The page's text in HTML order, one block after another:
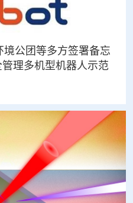
公团等多方签署备忘
理多机型机器人示范